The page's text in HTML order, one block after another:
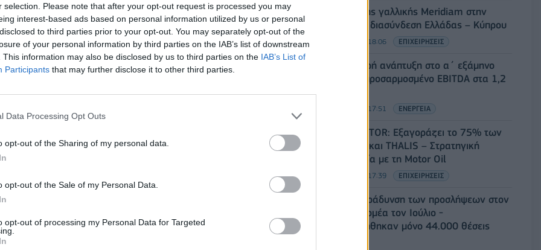
selection. Please note that after your opt-out request is processed you may
interest-based ads based on personal information utilized by us or personal
to third parties prior to your opt-out. You may separately opt-out of the
of your personal information by third parties on the IAB’s list of downstream
This information may also be disclosed by us to third parties on the IAB’s List of
Participants that may further disclose it to other third parties.
Data Processing Opt Outs
opt-out of the Sharing of my personal data.
opt-out of the Sale of my Personal Data.
opt-out of processing my Personal Data for Targeted
εταιρείες του δυτικού κόσμου που με επιτυχία
διαμετρήματος στην Ουκρανία»,δήλωσε ο
Συμβουλίου του ομίλου CSG.
«Ο όμιλος
στην Ουκρανία. Όλα αυτά διαχειρίζονται
άδεια και του παρείχαμε την απαραίτητη
τεχνολογία παραγωγής και μπόρεσε
δήλωσε ο εκπρόσωπος του ομίλου CSG, Andrej
τιμολόγησης, ούτε την επιλογή των πελατών.
και από την προμήθεια κρίσιμων εξαρτημάτων,
»
κέλυφος των βλημάτων τοπικά και αναλαμβάνει
όμιλος CSG συνεχίζει να προμηθεύει εξαρτήματα
Είσοδος της γαλλικής Meridiam στην
ηλεκτρική διασύνδεση Ελλάδας – Κύπρου
05/08/2026 - 18:06 ΕΠΙΧΕΙΡΗΣΕΙΣ
ΔΕΗ: Ισχυρή ανάπτυξη στο α΄ εξάμηνο
2026 με προσαρμοσμένο EBITDA στα 1,2
05/08/2026 - 17:51 ΕΝΕΡΓΕΙΑ
Όμιλος AKTOR: Εξαγοράζει το 75% των
ΗΛΕΚΤΩΡ και THALIS – Στρατηγική
συνεργασία με τη Motor Oil
05/08/2026 - 17:39 ΕΠΙΧΕΙΡΗΣΕΙΣ
ΗΠΑ: Επιβράδυνση των προσλήψεων στον
ιδιωτικό τομέα τον Ιούλιο -
Δημιουργήθηκαν μόνο 44.000 θέσεις